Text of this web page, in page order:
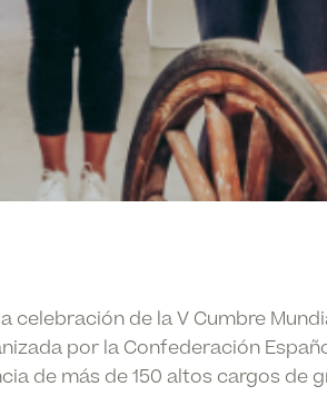
celebración de la V Cumbre
por la Confederación
de más de 150 altos cargos de